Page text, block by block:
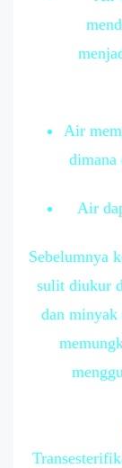
Air
dimana
Air
Sebelumnya
sulit diukur
dan minyak